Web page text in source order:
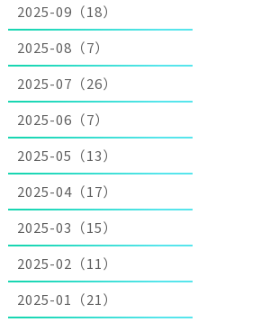
2025-09（18）
2025-08（7）
2025-07（26）
2025-06（7）
2025-05（13）
2025-04（17）
2025-03（15）
2025-02（11）
2025-01（21）